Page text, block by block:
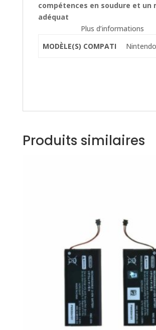
compétences en soudure et un
adéquat
Plus d’informations
MODÈLE(S) COMPATI
Produits similaires